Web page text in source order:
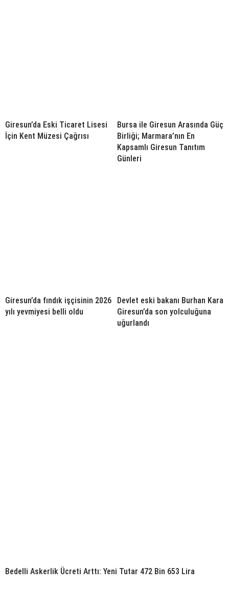
Giresun’da Eski Ticaret Lisesi
İçin Kent Müzesi Çağrısı
Bursa ile Giresun Arasında Güç
Birliği; Marmara’nın En
Kapsamlı Giresun Tanıtım
Günleri
Giresun’da fındık işçisinin 2026
yılı yevmiyesi belli oldu
Devlet eski bakanı Burhan Kara
Giresun’da son yolculuğuna
uğurlandı
Bedelli Askerlik Ücreti Arttı: Yeni Tutar 472 Bin 653 Lira